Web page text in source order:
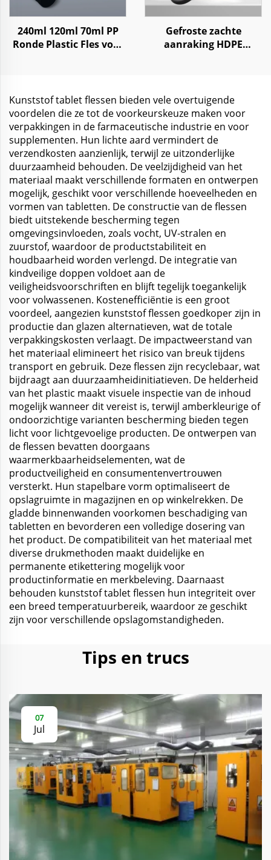
240ml 120ml 70ml PP
Ronde Plastic Fles voor
Gefroste zachte
aanraking HDPE
1000ml
Kunststof tablet flessen bieden vele overtuigende
voordelen die ze tot de voorkeurskeuze maken voor
verpakkingen in de farmaceutische industrie en voor
supplementen. Hun lichte aard vermindert de
verzendkosten aanzienlijk, terwijl ze uitzonderlijke
duurzaamheid behouden. De veelzijdigheid van het
materiaal maakt verschillende formaten en ontwerpen
mogelijk, geschikt voor verschillende hoeveelheden en
vormen van tabletten. De constructie van de flessen
biedt uitstekende bescherming tegen
omgevingsinvloeden, zoals vocht, UV-stralen en
zuurstof, waardoor de productstabiliteit en
houdbaarheid worden verlengd. De integratie van
kindveilige doppen voldoet aan de
veiligheidsvoorschriften en blijft tegelijk toegankelijk
voor volwassenen. Kostenefficiëntie is een groot
voordeel, aangezien kunststof flessen goedkoper zijn in
productie dan glazen alternatieven, wat de totale
verpakkingskosten verlaagt. De impactweerstand van
het materiaal elimineert het risico van breuk tijdens
transport en gebruik. Deze flessen zijn recyclebaar, wat
bijdraagt aan duurzaamheidinitiatieven. De helderheid
van het plastic maakt visuele inspectie van de inhoud
mogelijk wanneer dit vereist is, terwijl amberkleurige of
ondoorzichtige varianten bescherming bieden tegen
licht voor lichtgevoelige producten. De ontwerpen van
de flessen bevatten doorgaans
waarmerkbaarheidselementen, wat de
productveiligheid en consumentenvertrouwen
versterkt. Hun stapelbare vorm optimaliseert de
opslagruimte in magazijnen en op winkelrekken. De
gladde binnenwanden voorkomen beschadiging van
tabletten en bevorderen een volledige dosering van
het product. De compatibiliteit van het materiaal met
diverse drukmethoden maakt duidelijke en
permanente etikettering mogelijk voor
productinformatie en merkbeleving. Daarnaast
behouden kunststof tablet flessen hun integriteit over
een breed temperatuurbereik, waardoor ze geschikt
zijn voor verschillende opslagomstandigheden.
Tips en trucs
07
Jul